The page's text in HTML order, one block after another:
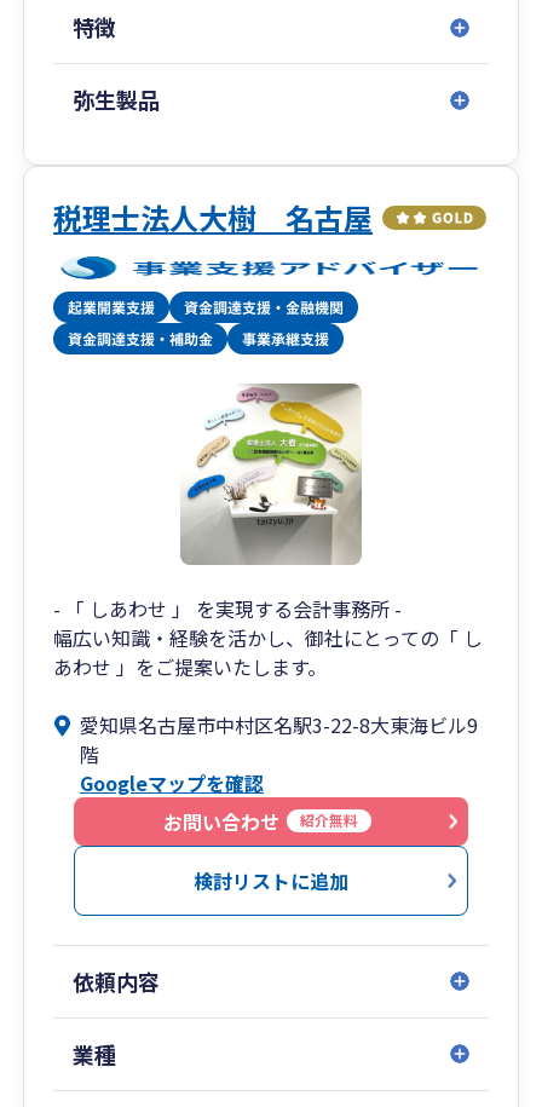
特徴
弥生製品
税理士法人大樹 名古屋
- 「 しあわせ 」 を実現する会計事務所 -
幅広い知識・経験を活かし、御社にとっての「 し
あわせ 」をご提案いたします。
愛知県名古屋市中村区名駅3-22-8大東海ビル9
階
Googleマップを確認
お問い合わせ
紹介無料
検討リストに追加
依頼内容
業種